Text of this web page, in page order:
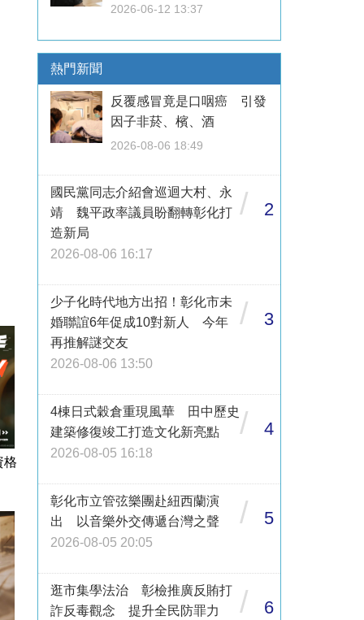
格
2026-06-12 13:37
熱門新聞
反覆感冒竟是口咽癌 引發
因子非菸、檳、酒
2026-08-06 18:49
國民黨同志介紹會巡迴大村、永
靖 魏平政率議員盼翻轉彰化打
造新局
2026-08-06 16:17
/ 2
少子化時代地方出招！彰化市未
婚聯誼6年促成10對新人 今年
再推解謎交友
2026-08-06 13:50
/ 3
4棟日式穀倉重現風華 田中歷史
建築修復竣工打造文化新亮點
2026-08-05 16:18
/ 4
彰化市立管弦樂團赴紐西蘭演
出 以音樂外交傳遞台灣之聲
2026-08-05 20:05
/ 5
逛市集學法治 彰檢推廣反賄打
詐反毒觀念 提升全民防罪力
/ 6